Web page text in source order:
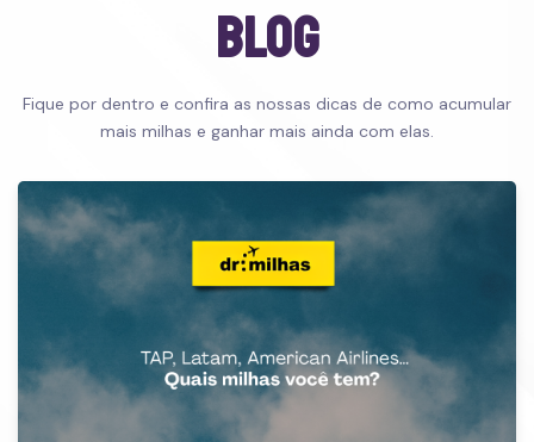
blog
Fique por dentro e confira as nossas dicas de como acumular
mais milhas e ganhar mais ainda com elas.